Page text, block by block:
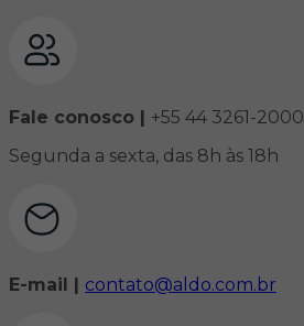
Fale conosco | +55 44 3261-2000
Segunda a sexta, das 8h às 18h
E-mail | contato@aldo.com.br